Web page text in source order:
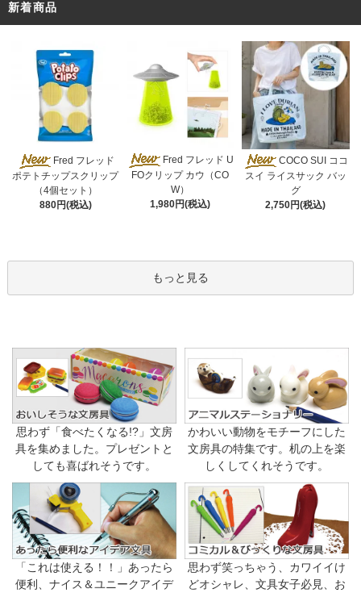
新着商品
Fred フレッド
ポテトチップスクリップ
（4個セット）
880円(税込)
Fred フレッド U
FOクリップ カウ（CO
W）
1,980円(税込)
COCO SUI ココ
スイ ライスサック バッ
グ
2,750円(税込)
もっと見る
思わず「食べたくなる!?」文房
具を集めました。プレゼントと
しても喜ばれそうです。
かわいい動物をモチーフにした
文房具の特集です。机の上を楽
しくしてくれそうです。
「これは使える！！」あったら
便利、ナイス＆ユニークアイデ
思わず笑っちゃう、カワイイけ
どオシャレ、文具女子必見、お